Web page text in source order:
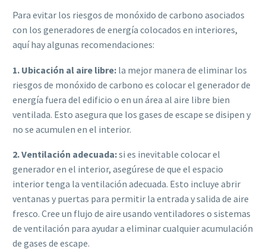
Para evitar los riesgos de monóxido de carbono asociados
con los generadores de energía colocados en interiores,
aquí hay algunas recomendaciones:
1. Ubicación al aire libre: la mejor manera de eliminar los
riesgos de monóxido de carbono es colocar el generador de
energía fuera del edificio o en un área al aire libre bien
ventilada. Esto asegura que los gases de escape se disipen y
no se acumulen en el interior.
2. Ventilación adecuada:si es inevitable colocar el
generador en el interior, asegúrese de que el espacio
interior tenga la ventilación adecuada. Esto incluye abrir
ventanas y puertas para permitir la entrada y salida de aire
fresco. Cree un flujo de aire usando ventiladores o sistemas
de ventilación para ayudar a eliminar cualquier acumulación
de gases de escape.